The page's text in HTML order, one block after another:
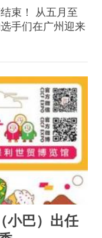
束！ 从五月至
手们在广州迎来
小巴）出任